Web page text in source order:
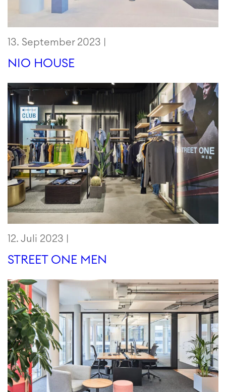
13. September 2023 |
NIO HOUSE
12. Juli 2023 |
STREET ONE MEN